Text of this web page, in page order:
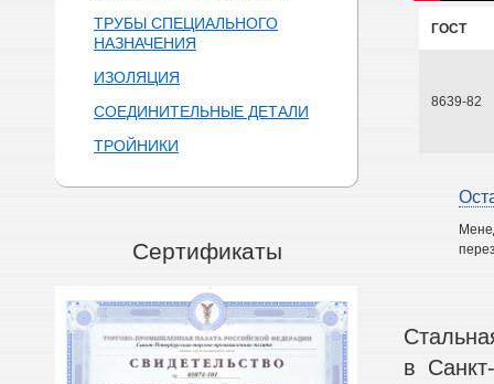
ТРУБЫ СПЕЦИАЛЬНОГО
НАЗНАЧЕНИЯ
ИЗОЛЯЦИЯ
СОЕДИНИТЕЛЬНЫЕ ДЕТАЛИ
ТРОЙНИКИ
Сертификаты
ГОСТ
8639-82
в